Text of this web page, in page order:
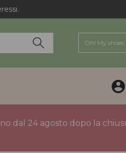
Oh! My
dal 24 agosto dopo la